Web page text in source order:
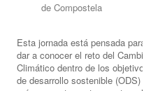
de Compostela
Esta jornada está pensada para
dar a conocer el reto del Cambio
Climático dentro de los objetivos
de desarrollo sostenible (ODS) y,